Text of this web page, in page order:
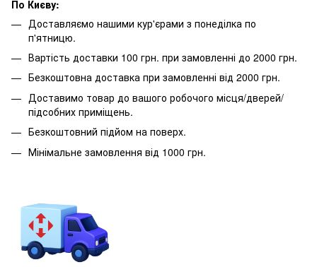
По Києву:
Доставляємо нашими кур'єрами з понеділка по
п'ятницю.
Вартість доставки 100 грн. при замовленні до 2000 грн.
Безкоштовна доставка при замовленні від 2000 грн.
Доставимо товар до вашого робочого місця/дверей/
підсобних приміщень.
Безкоштовний підйом на поверх.
Мінімальне замовлення від 1000 грн.